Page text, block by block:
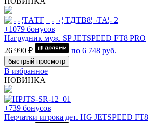
+1079 бонусов
Нагрудник муж. SP JETSPEED FT8 PRO
26 990 ₽
по 6 748 руб.
быстрый просмотр
В избранное
НОВИНКА
+739 бонусов
Перчатки игрока дет. HG JETSPEED FT8